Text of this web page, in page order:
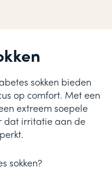
sokken bieden
op comfort. Met een
extreem soepele
dat irritatie aan de
sokken?